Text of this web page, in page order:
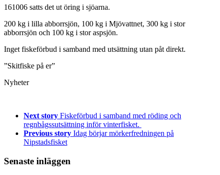
161006 satts det ut öring i sjöarna.
200 kg i lilla abborrsjön, 100 kg i Mjövattnet, 300 kg i stor
abborrsjön och 100 kg i stor aspsjön.
Inget fiskeförbud i samband med utsättning utan påt direkt.
”Skitfiske på er”
Nyheter
Next story Fiskeförbud i samband med röding och
regnbågssutsättning inför vinterfisket.
Previous story Idag börjar mörkerfredningen på
Nipstadsfisket
Senaste inläggen